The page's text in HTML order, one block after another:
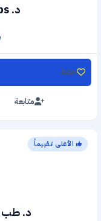
د. hajzak altebi dr. ps
متابعة
حفظ
الأعلى تقييماً
د. طب